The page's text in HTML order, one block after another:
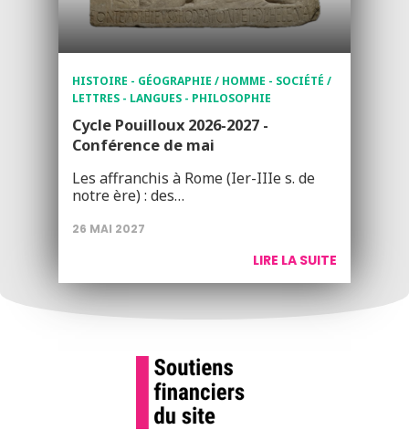
HISTOIRE - GÉOGRAPHIE / HOMME - SOCIÉTÉ /
LETTRES - LANGUES - PHILOSOPHIE
Cycle Pouilloux 2026-2027 -
Conférence de mai
Les affranchis à Rome (Ier-IIIe s. de
notre ère) : des…
26 MAI 2027
LIRE LA SUITE